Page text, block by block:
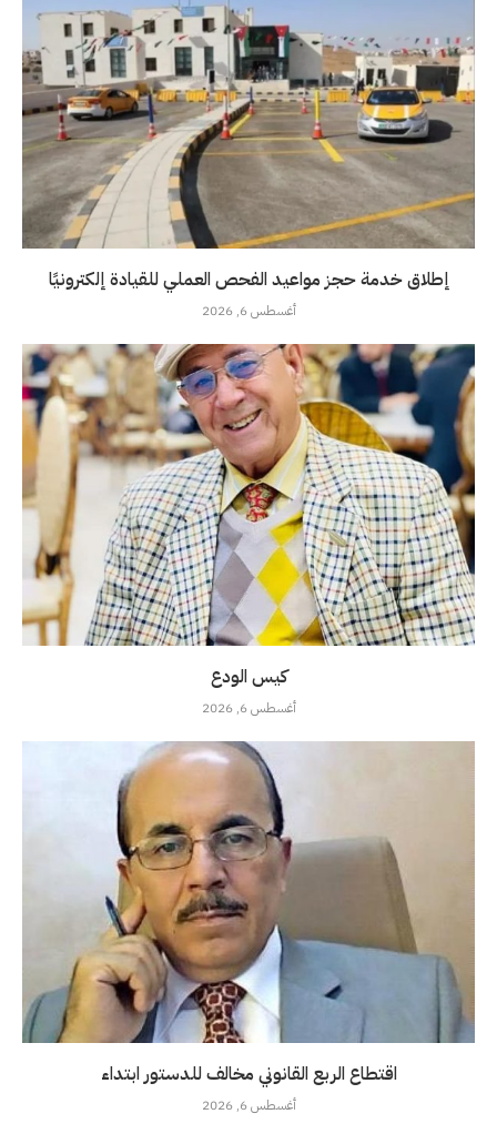
إطلاق خدمة حجز مواعيد الفحص العملي للقيادة إلكترونيًا
أغسطس 6, 2026
كيس الودع
أغسطس 6, 2026
اقتطاع الربع القانوني مخالف للدستور ابتداء
أغسطس 6, 2026